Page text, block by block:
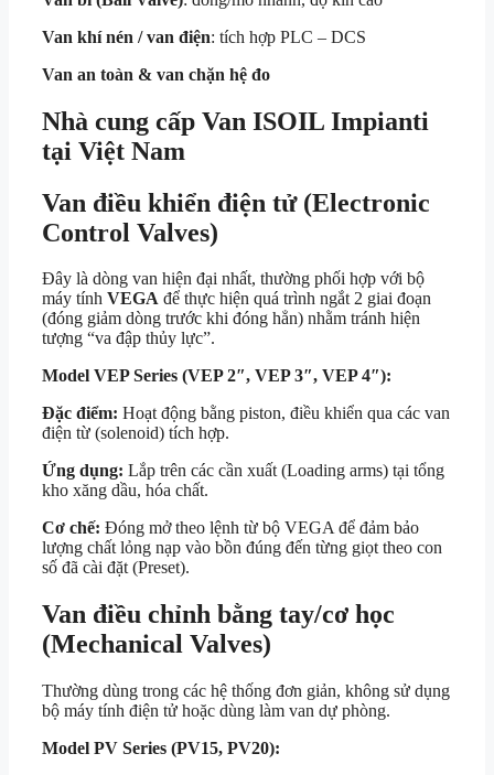
Van khí nén / van điện: tích hợp PLC – DCS
Van an toàn & van chặn hệ đo
Nhà cung cấp Van ISOIL Impianti
tại Việt Nam
Van điều khiển điện tử (Electronic
Control Valves)
Đây là dòng van hiện đại nhất, thường phối hợp với bộ
máy tính VEGA để thực hiện quá trình ngắt 2 giai đoạn
(đóng giảm dòng trước khi đóng hẳn) nhằm tránh hiện
tượng “va đập thủy lực”.
Model VEP Series (VEP 2″, VEP 3″, VEP 4″):
Đặc điểm: Hoạt động bằng piston, điều khiển qua các van
điện từ (solenoid) tích hợp.
Ứng dụng: Lắp trên các cần xuất (Loading arms) tại tổng
kho xăng dầu, hóa chất.
Cơ chế: Đóng mở theo lệnh từ bộ VEGA để đảm bảo
lượng chất lỏng nạp vào bồn đúng đến từng giọt theo con
số đã cài đặt (Preset).
Van điều chỉnh bằng tay/cơ học
(Mechanical Valves)
Thường dùng trong các hệ thống đơn giản, không sử dụng
bộ máy tính điện tử hoặc dùng làm van dự phòng.
Model PV Series (PV15, PV20):